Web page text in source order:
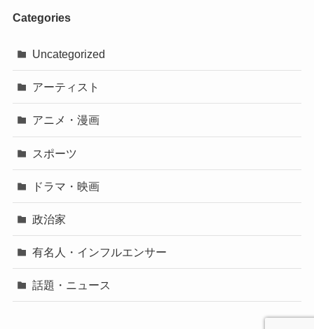
Categories
Uncategorized
アーティスト
アニメ・漫画
スポーツ
ドラマ・映画
政治家
有名人・インフルエンサー
話題・ニュース